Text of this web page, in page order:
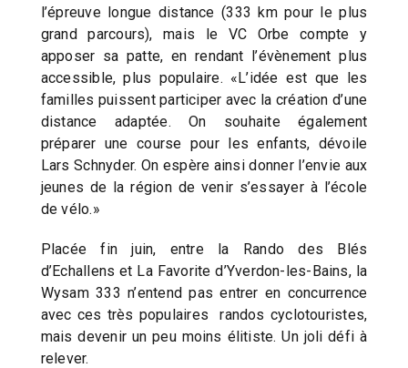
l’épreuve longue distance (333 km pour le plus
grand parcours), mais le VC Orbe compte y
apposer sa patte, en rendant l’évènement plus
accessible, plus populaire. «L’idée est que les
familles puissent participer avec la création d’une
distance adaptée. On souhaite également
préparer une course pour les enfants, dévoile
Lars Schnyder. On espère ainsi donner l’envie aux
jeunes de la région de venir s’essayer à l’école
de vélo.»
Placée fin juin, entre la Rando des Blés
d’Echallens et La Favorite d’Yverdon-les-Bains, la
Wysam 333 n’entend pas entrer en concurrence
avec ces très populaires randos cyclotouristes,
mais devenir un peu moins élitiste. Un joli défi à
relever.